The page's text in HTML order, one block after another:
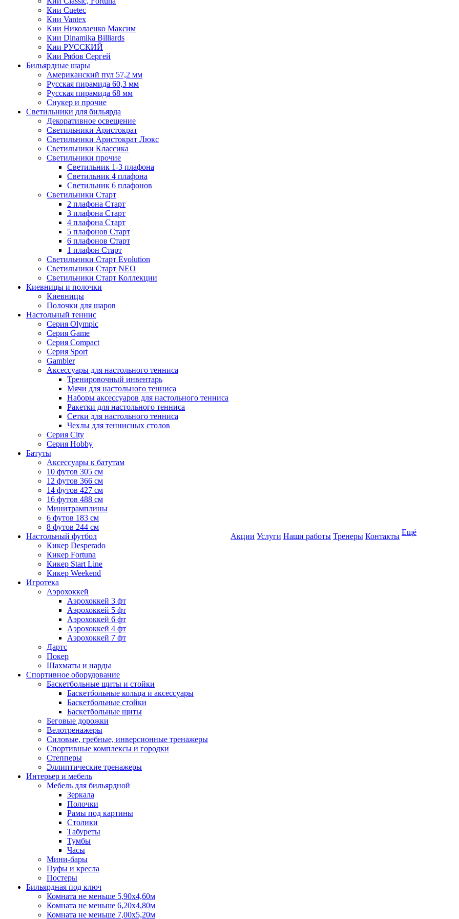
Кии Cuetec
Кии Vantex
Кии Николаенко Максим
Кии Dinamika Billiards
Кии РУССКИЙ
Кии Рябов Сергей
Бильярдные шары
Американский пул 57,2 мм
Русская пирамида 60,3 мм
Русская пирамида 68 мм
Снукер и прочие
Светильники для бильярда
Декоративное освещение
Светильники Аристократ
Светильники Аристократ Люкс
Светильники Классика
Светильники прочие
Светильник 1-3 плафона
Светильник 4 плафона
Светильник 6 плафонов
Светильники Старт
2 плафона Старт
3 плафона Старт
4 плафона Старт
5 плафонов Старт
6 плафонов Старт
1 плафон Старт
Светильники Старт Evolution
Светильники Старт NEO
Светильники Старт Коллекции
Киевницы и полочки
Киевницы
Полочки для шаров
Настольный теннис
Серия Olympic
Серия Game
Серия Compact
Серия Sport
Gambler
Аксессуары для настольного тенниса
Тренировочный инвентарь
Мячи для настольного тенниса
Наборы аксессуаров для настольного тенниса
Ракетки для настольного тенниса
Сетки для настольного тенниса
Чехлы для теннисных столов
Серия City
Серия Hobby
Батуты
Аксессуары к батутам
10 футов 305 см
12 футов 366 см
14 футов 427 см
16 футов 488 см
Минитрамплины
6 футов 183 см
8 футов 244 см
Настольный футбол
Кикер Desperado
Кикер Fortuna
Кикер Start Line
Кикер Weekend
Игротека
Аэрохоккей
Аэрохоккей 3 фт
Аэрохоккей 5 фт
Аэрохоккей 6 фт
Аэрохоккей 4 фт
Аэрохоккей 7 фт
Дартс
Покер
Шахматы и нарды
Спортивное оборудование
Баскетбольные щиты и стойки
Баскетбольные кольца и аксессуары
Баскетбольные стойки
Баскетбольные щиты
Беговые дорожки
Велотренажеры
Силовые, гребные, инверсионные тренажеры
Спортивные комплексы и городки
Степперы
Эллиптические тренажеры
Интерьер и мебель
Мебель для бильярдной
Зеркала
Полочки
Рамы под картины
Столики
Табуреты
Тумбы
Часы
Мини-бары
Пуфы и кресла
Постеры
Бильярдная под ключ
Комната не меньше 5,90х4,60м
Комната не меньше 6,20х4,80м
Комната не меньше 7,00х5,20м
Акции Услуги Наши работы Тренеры Контакты Ещё